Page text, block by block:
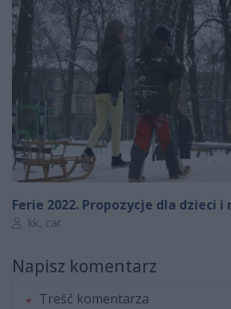
Ferie 2022. Propozycje dla dzieci i
Autor artykułu:
kk, car
Napisz komentarz
Treść komentarza